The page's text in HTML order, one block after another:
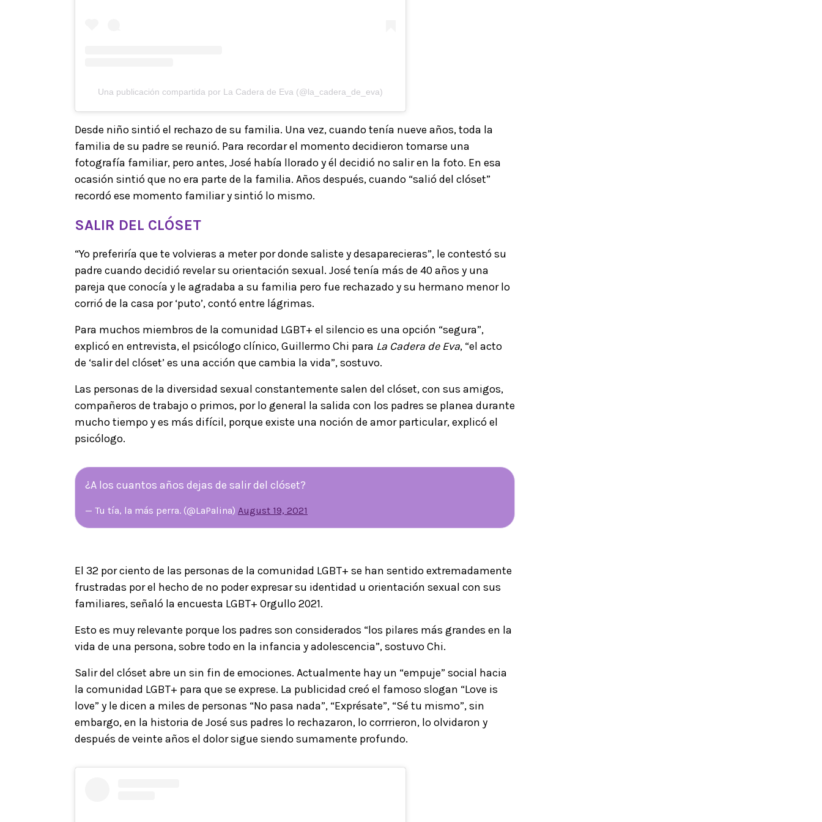
Una publicación compartida por La Cadera de Eva (@la_cadera_de_eva)
Desde niño sintió el rechazo de su familia. Una vez, cuando tenía nueve años, toda la
familia de su padre se reunió. Para recordar el momento decidieron tomarse una
fotografía familiar, pero antes, José había llorado y él decidió no salir en la foto. En esa
ocasión sintió que no era parte de la familia. Años después, cuando “salió del clóset”
recordó ese momento familiar y sintió lo mismo.
SALIR DEL CLÓSET
“Yo preferiría que te volvieras a meter por donde saliste y desaparecieras”, le contestó su
padre cuando decidió revelar su orientación sexual. José tenía más de 40 años y una
pareja que conocía y le agradaba a su familia pero fue rechazado y su hermano menor lo
corrió de la casa por ‘puto’, contó entre lágrimas.
Para muchos miembros de la comunidad LGBT+ el silencio es una opción “segura”,
explicó en entrevista, el psicólogo clínico, Guillermo Chi para La Cadera de Eva, “el acto
de ‘salir del clóset’ es una acción que cambia la vida”, sostuvo.
Las personas de la diversidad sexual constantemente salen del clóset, con sus amigos,
compañeros de trabajo o primos, por lo general la salida con los padres se planea durante
mucho tiempo y es más difícil, porque existe una noción de amor particular, explicó el
psicólogo.
¿A los cuantos años dejas de salir del clóset?
— Tu tía, la más perra. (@LaPalina) August 19, 2021
El 32 por ciento de las personas de la comunidad LGBT+ se han sentido extremadamente
frustradas por el hecho de no poder expresar su identidad u orientación sexual con sus
familiares, señaló la encuesta LGBT+ Orgullo 2021.
Esto es muy relevante porque los padres son considerados “los pilares más grandes en la
vida de una persona, sobre todo en la infancia y adolescencia”, sostuvo Chi.
Salir del clóset abre un sin fin de emociones. Actualmente hay un “empuje” social hacia
la comunidad LGBT+ para que se exprese. La publicidad creó el famoso slogan “Love is
love” y le dicen a miles de personas “No pasa nada”, “Exprésate”, “Sé tu mismo”, sin
embargo, en la historia de José sus padres lo rechazaron, lo corrrieron, lo olvidaron y
después de veinte años el dolor sigue siendo sumamente profundo.